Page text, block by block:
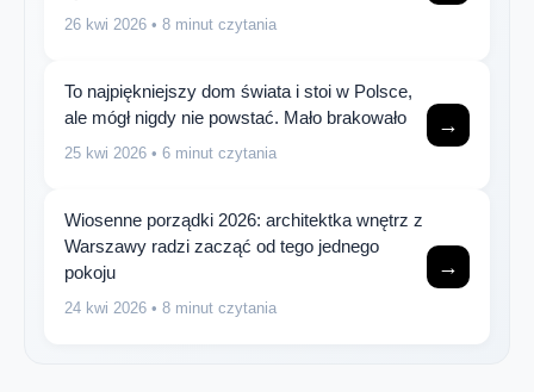
26 kwi 2026 • 8 minut czytania
To najpiękniejszy dom świata i stoi w Polsce,
ale mógł nigdy nie powstać. Mało brakowało
25 kwi 2026 • 6 minut czytania
→
Wiosenne porządki 2026: architektka wnętrz z
Warszawy radzi zacząć od tego jednego
pokoju
24 kwi 2026 • 8 minut czytania
→